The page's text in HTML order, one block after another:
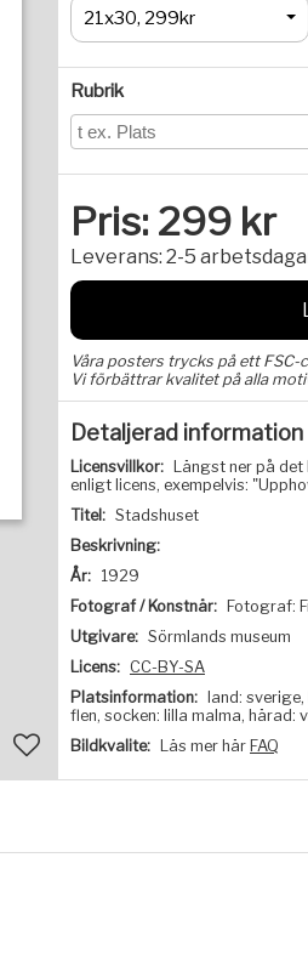
21x30, 299kr
Rubrik
Pris: 299 kr
Leverans: 2-5
Våra posters trycks på ett
Vi förbättrar kvalitet på alla
Detaljerad information
Licensvillkor:
Längst ner på
enligt licens, exempelvis:
Titel: Stadshuset
Beskrivning:
År: 1929
Fotograf / Konstnär:
Fotograf:
Utgivare: Sörmlands museum
Licens: CC-BY-SA
Platsinformation:
land:
flen, socken: lilla malma, härad:
Bildkvalite:
Läs mer här FAQ